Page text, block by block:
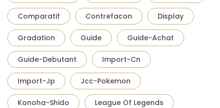
Comparatif Contrefacon Display
Gradation Guide Guide-Achat
Guide-Debutant Import-Cn
Import-Jp Jcc-Pokemon
Konoha-Shido League Of Legends